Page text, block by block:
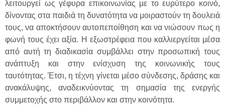
λειτουργεί ως γέφυρα επικοινωνίας με το ευρύτερο κοινό,
δίνοντας στα παιδιά τη δυνατότητα να μοιραστούν τη δουλειά
τους, να αποκτήσουν αυτοπεποίθηση και να νιώσουν πως η
φωνή τους έχει αξία. Η εξωστρέφεια που καλλιεργείται μέσα
από αυτή τη διαδικασία συμβάλλει στην προσωπική τους
ανάπτυξη και στην ενίσχυση της κοινωνικής τους
ταυτότητας. Έτσι, η τέχνη γίνεται μέσο σύνδεσης, δράσης και
ανακάλυψης, αναδεικνύοντας τη σημασία της ενεργής
συμμετοχής στο περιβάλλον και στην κοινότητα.